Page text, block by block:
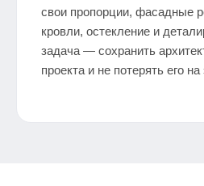
свои пропорции, фасадные
кровли, остекление и
задача — сохранить
проекта и не потерять его